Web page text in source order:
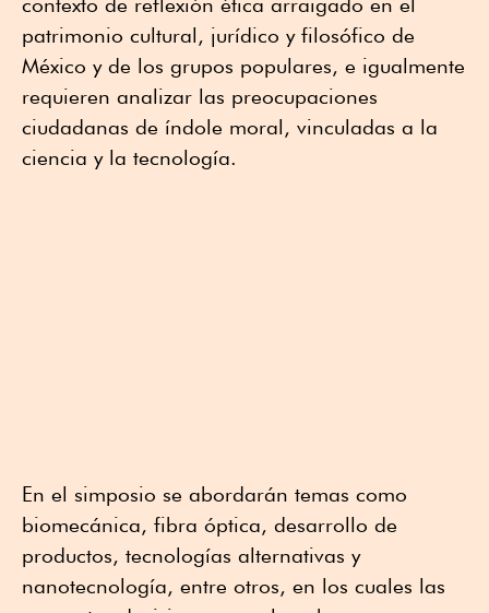
patrimonio cultural, jurídico y filosófico de
México y de los grupos populares, e igualmente
requieren analizar las preocupaciones
ciudadanas de índole moral, vinculadas a la
ciencia y la tecnología.
En el simposio se abordarán temas como
biomecánica, fibra óptica, desarrollo de
productos, tecnologías alternativas y
nanotecnología, entre otros, en los cuales las